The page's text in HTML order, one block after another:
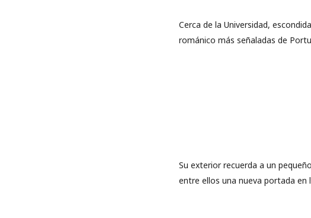
Cerca de la Universidad,
románico más señaladas de
Su exterior recuerda a un
entre ellos una nueva portada